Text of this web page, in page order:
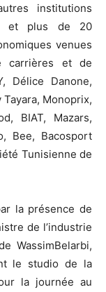
institutions
et plus de 20
venues
carrières et de
Délice Danone,
Tayara, Monoprix,
BIAT, Mazars,
Bee, Bacosport
Tunisienne de
la présence de
de l’industrie
WassimBelarbi,
le studio de la
la journée au